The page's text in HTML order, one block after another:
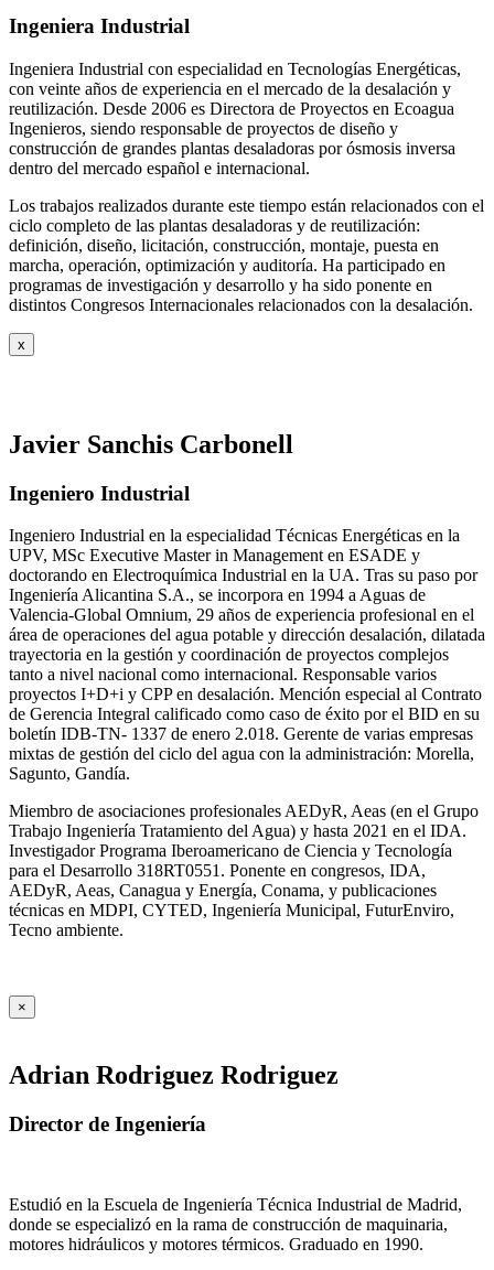
Ingeniera Industrial
Ingeniera Industrial con especialidad en Tecnologías Energéticas,
con veinte años de experiencia en el mercado de la desalación y
reutilización. Desde 2006 es Directora de Proyectos en Ecoagua
Ingenieros, siendo responsable de proyectos de diseño y
construcción de grandes plantas desaladoras por ósmosis inversa
dentro del mercado español e internacional.
Los trabajos realizados durante este tiempo están relacionados con el
ciclo completo de las plantas desaladoras y de reutilización:
definición, diseño, licitación, construcción, montaje, puesta en
marcha, operación, optimización y auditoría. Ha participado en
programas de investigación y desarrollo y ha sido ponente en
distintos Congresos Internacionales relacionados con la desalación.
x
Javier Sanchis Carbonell
Ingeniero Industrial
Ingeniero Industrial en la especialidad Técnicas Energéticas en la
UPV, MSc Executive Master in Management en ESADE y
doctorando en Electroquímica Industrial en la UA. Tras su paso por
Ingeniería Alicantina S.A., se incorpora en 1994 a Aguas de
Valencia-Global Omnium, 29 años de experiencia profesional en el
área de operaciones del agua potable y dirección desalación, dilatada
trayectoria en la gestión y coordinación de proyectos complejos
tanto a nivel nacional como internacional. Responsable varios
proyectos I+D+i y CPP en desalación. Mención especial al Contrato
de Gerencia Integral calificado como caso de éxito por el BID en su
boletín IDB-TN- 1337 de enero 2.018. Gerente de varias empresas
mixtas de gestión del ciclo del agua con la administración: Morella,
Sagunto, Gandía.
Miembro de asociaciones profesionales AEDyR, Aeas (en el Grupo
Trabajo Ingeniería Tratamiento del Agua) y hasta 2021 en el IDA.
Investigador Programa Iberoamericano de Ciencia y Tecnología
para el Desarrollo 318RT0551. Ponente en congresos, IDA,
AEDyR, Aeas, Canagua y Energía, Conama, y publicaciones
técnicas en MDPI, CYTED, Ingeniería Municipal, FuturEnviro,
Tecno ambiente.
×
Adrian Rodriguez Rodriguez
Director de Ingeniería
Estudió en la Escuela de Ingeniería Técnica Industrial de Madrid,
donde se especializó en la rama de construcción de maquinaria,
motores hidráulicos y motores térmicos. Graduado en 1990.